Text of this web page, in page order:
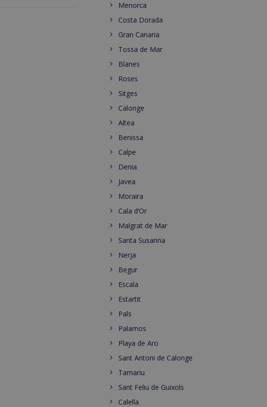
Menorca
Costa Dorada
Gran Canaria
Tossa de Mar
Blanes
Roses
Sitges
Calonge
Altea
Benissa
Calpe
Denia
Javea
Moraira
Cala d’Or
Malgrat de Mar
Santa Susanna
Nerja
Begur
Escala
Estartit
Pals
Palamos
Playa de Aro
Sant Antoni de Calonge
Tamariu
Sant Feliu de Guixols
Calella